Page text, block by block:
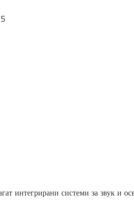
интегрирани системи за звук и